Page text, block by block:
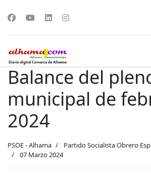
Balance del
municipal de
2024
PSOE - Alhama
Partido Socialista Obrero
07 Marzo 2024